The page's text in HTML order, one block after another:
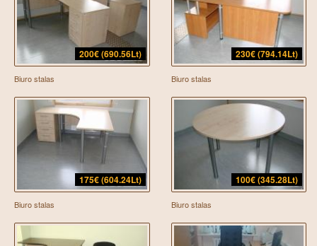
200€ (690.56Lt)
Biuro stalas
230€ (794.14Lt)
Biuro stalas
175€ (604.24Lt)
Biuro stalas
100€ (345.28Lt)
Biuro stalas